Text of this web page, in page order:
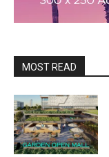
MOST READ